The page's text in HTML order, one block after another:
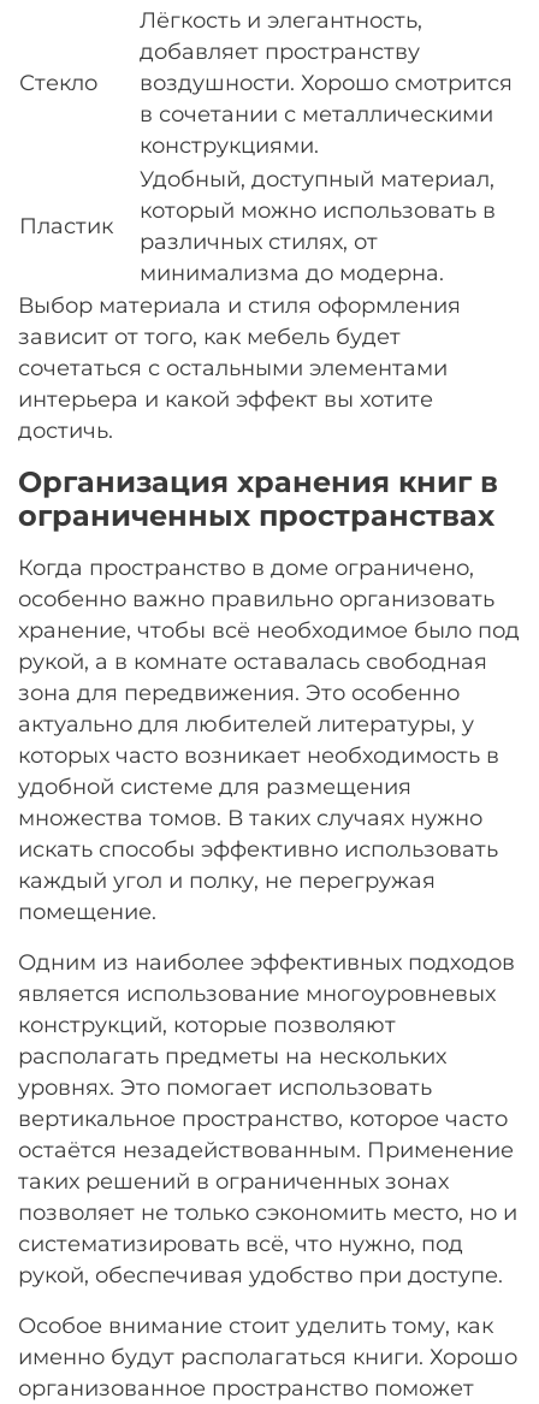
Стекло
Лёгкость и элегантность,
добавляет пространству
воздушности. Хорошо смотрится
в сочетании с металлическими
конструкциями.
Пластик
Удобный, доступный материал,
который можно использовать в
различных стилях, от
минимализма до модерна.
Выбор материала и стиля оформления
зависит от того, как мебель будет
сочетаться с остальными элементами
интерьера и какой эффект вы хотите
достичь.
Организация хранения книг в
ограниченных пространствах
Когда пространство в доме ограничено,
особенно важно правильно организовать
хранение, чтобы всё необходимое было под
рукой, а в комнате оставалась свободная
зона для передвижения. Это особенно
актуально для любителей литературы, у
которых часто возникает необходимость в
удобной системе для размещения
множества томов. В таких случаях нужно
искать способы эффективно использовать
каждый угол и полку, не перегружая
помещение.
Одним из наиболее эффективных подходов
является использование многоуровневых
конструкций, которые позволяют
располагать предметы на нескольких
уровнях. Это помогает использовать
вертикальное пространство, которое часто
остаётся незадействованным. Применение
таких решений в ограниченных зонах
позволяет не только сэкономить место, но и
систематизировать всё, что нужно, под
рукой, обеспечивая удобство при доступе.
Особое внимание стоит уделить тому, как
именно будут располагаться книги. Хорошо
организованное пространство поможет